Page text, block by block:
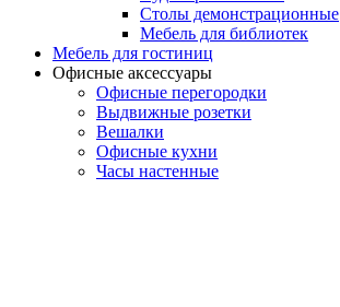
Столы демонстрационные
Мебель для библиотек
Мебель для гостиниц
Офисные аксессуары
Офисные перегородки
Выдвижные розетки
Вешалки
Офисные кухни
Часы настенные